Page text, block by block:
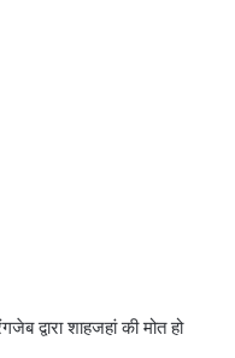
द्वारा शाहजहां की मोत हो